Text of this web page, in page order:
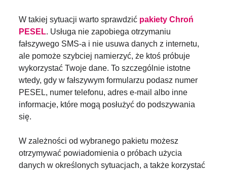
W takiej sytuacji warto sprawdzić pakiety Chroń
PESEL. Usługa nie zapobiega otrzymaniu
fałszywego SMS-a i nie usuwa danych z internetu,
ale pomoże szybciej namierzyć, że ktoś próbuje
wykorzystać Twoje dane. To szczególnie istotne
wtedy, gdy w fałszywym formularzu podasz numer
PESEL, numer telefonu, adres e-mail albo inne
informacje, które mogą posłużyć do podszywania
się.
W zależności od wybranego pakietu możesz
otrzymywać powiadomienia o próbach użycia
danych w określonych sytuacjach, a także korzystać